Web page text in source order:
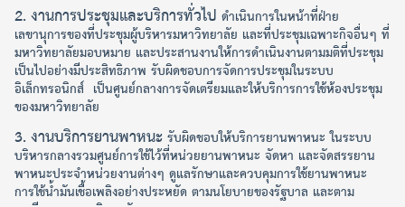
2. งานการประชุมและบริการทั่วไป ดำเนินการในหน้าที่ฝ่าย
เลขานุการของที่ประชุมผู้บริหารมหาวิทยาลัย และที่ประชุมเฉพาะกิจอื่นๆ ที่
มหาวิทยาลัยมอบหมาย และประสานงานให้การดำเนินงานตามมติที่ประชุม
เป็นไปอย่างมีประสิทธิภาพ รับผิดชอบการจัดการประชุมในระบบ
อิเล็กทรอนิกส์ เป็นศูนย์กลางการจัดเตรียมและให้บริการการใช้ห้องประชุม
ของมหาวิทยาลัย
3. งานบริการยานพาหนะรับผิดชอบให้บริการยานพาหนะ ในระบบ
บริหารกลางรวมศูนย์การใช้ไว้ที่หน่วยยานพาหนะ จัดหา และจัดสรรยาน
พาหนะประจำหน่วยงานต่างๆ ดูแลรักษาและควบคุมการใช้ยานพาหนะ
การใช้น้ำมันเชื้อเพลิงอย่างประหยัด ตามนโยบายของรัฐบาล และตาม